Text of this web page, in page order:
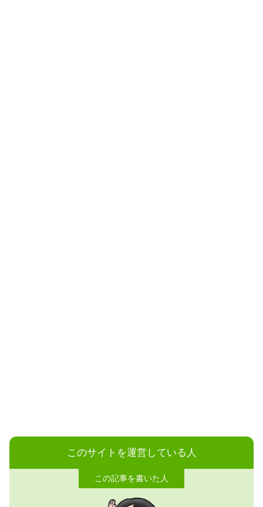
このサイトを運営している人